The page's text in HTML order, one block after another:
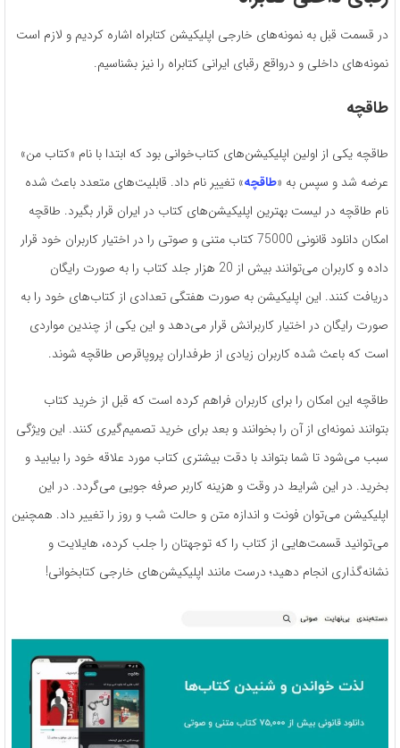
در قسمت قبل به نمونه‌های خارجی اپلیکیشن کتابراه اشاره کردیم و لازم است
نمونه‌های داخلی و درواقع رقبای ایرانی کتابراه را نیز بشناسیم.
طاقچه
طاقچه یکی از اولین اپلیکیشن‌های کتاب‌خوانی بود که ابتدا با نام «کتاب من»
عرضه شد و سپس به «طاقچه» تغییر نام داد. قابلیت‌‌های متعدد باعث شده
نام طاقچه در لیست بهترین اپلیکیشن‌های کتاب در ایران قرار بگیرد. طاقچه
امکان دانلود قانونی 75000 کتاب متنی و صوتی را در اختیار کاربران خود قرار
داده و کاربران می‌توانند بیش از 20 هزار جلد کتاب را به صورت رایگان
دریافت کنند. این اپلیکیشن به صورت هفتگی تعدادی از کتاب‌های خود را به
صورت رایگان در اختیار کاربرانش قرار می‌دهد و این یکی از چندین مواردی
است که باعث شده کاربران زیادی از طرفداران پروپاقرص طاقچه شوند.
طاقچه این امکان را برای کاربران فراهم کرده است که قبل از خرید کتاب
بتوانند نمونه‌ای از آن را بخوانند و بعد برای خرید تصمیم‌گیری کنند. این ویژگی
سبب می‌شود تا شما بتواند با دقت بیشتری کتاب مورد علاقه خود را بیابید و
بخرید. در این شرایط در وقت و هزینه کاربر صرفه جویی می‌گردد. در این
اپلیکیشن می‌توان فونت و اندازه متن و حالت شب و روز را تغییر داد. همچنین
می‌توانید قسمت‌هایی از کتاب را که توجهتان را جلب کرده، هایلایت و
نشانه‌گذاری انجام دهید؛ درست مانند اپلیکیشن‌های خارجی کتابخوانی!